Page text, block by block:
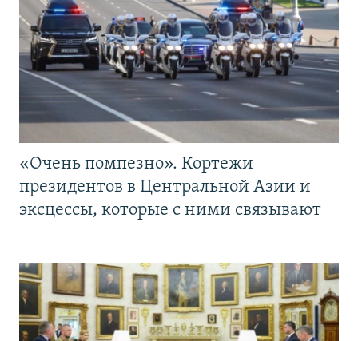
«Очень помпезно». Кортежи
президентов в Центральной Азии и
эксцессы, которые с ними связывают